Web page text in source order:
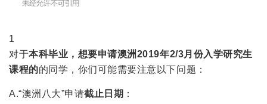
1
对于本科毕业， 想要申请澳洲2019年2/3月份入学研究生
课程的的同学，你们可能需要注意以下问题：
A.“澳洲八大”申请截止日期 ：